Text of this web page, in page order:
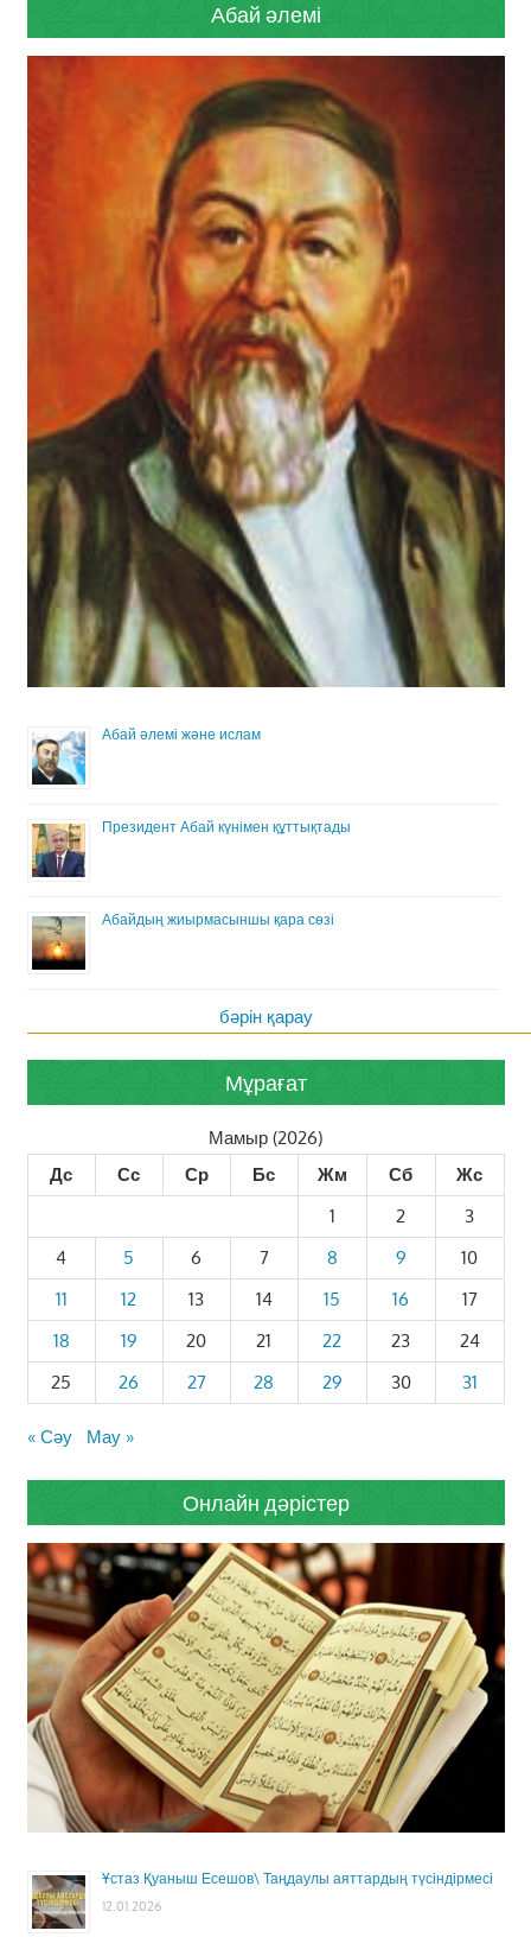
Абай әлемі
Абай әлемі және ислам
Президент Абай күнімен құттықтады
Абайдың жиырмасыншы қара сөзі
бәрін қарау
Мұрағат
Мамыр (2026)
Дс
Сс Ср Бс Жм Сб
Жс
1
2
3
4
5 6 7 8 9
10
11
12 13 14 15 16
17
18
19 20 21 22 23
24
25
26 27 28 29 30 31
« Сәу Мау »
Онлайн дәрістер
Ұстаз Қуаныш Есешов\ Таңдаулы аяттардың түсіндірмесі
12.01.2026